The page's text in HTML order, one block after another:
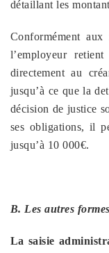
détaillant les
Conformément
l’employeur
directement au
jusqu’à ce que la
décision de justice
ses obligations, il
jusqu’à 10 000€.
B. Les autres
La saisie